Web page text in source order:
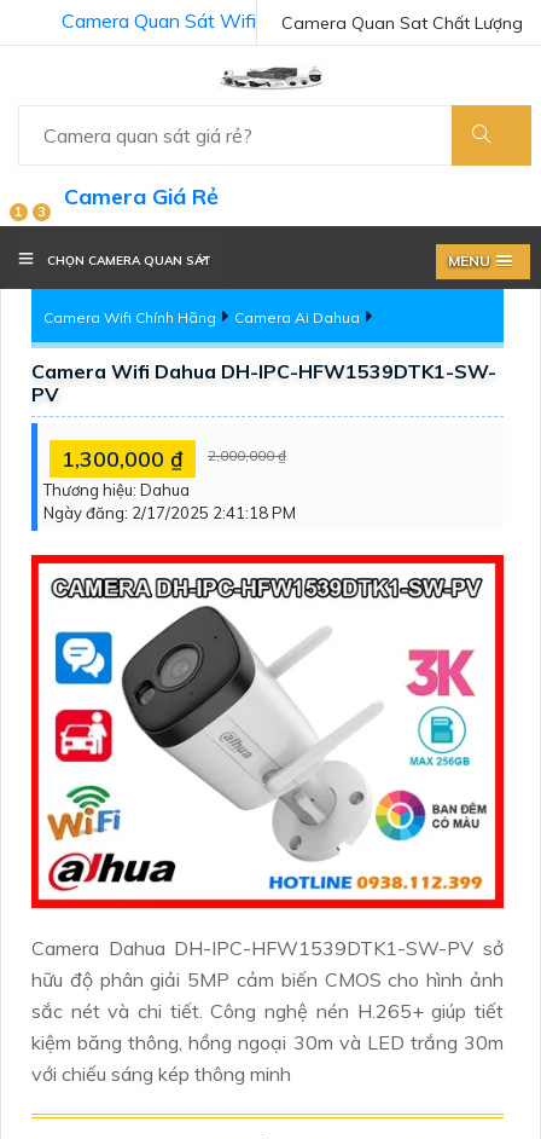
Camera Quan Sat Chất Lượng
Camera Quan Sát Wifi
1 3
Camera Giá Rẻ
CHỌN CAMERA QUAN SÁT MENU
Camera Wifi Chính Hãng Camera Ai Dahua
Camera Wifi Dahua DH-IPC-HFW1539DTK1-SW-
PV
1,300,000 ₫ 2,000,000 ₫
Thương hiệu: Dahua
Ngày đăng: 2/17/2025 2:41:18 PM
Camera Dahua DH-IPC-HFW1539DTK1-SW-PV sở
hữu độ phân giải 5MP cảm biến CMOS cho hình ảnh
sắc nét và chi tiết. Công nghệ nén H.265+ giúp tiết
kiệm băng thông, hồng ngoại 30m và LED trắng 30m
với chiếu sáng kép thông minh